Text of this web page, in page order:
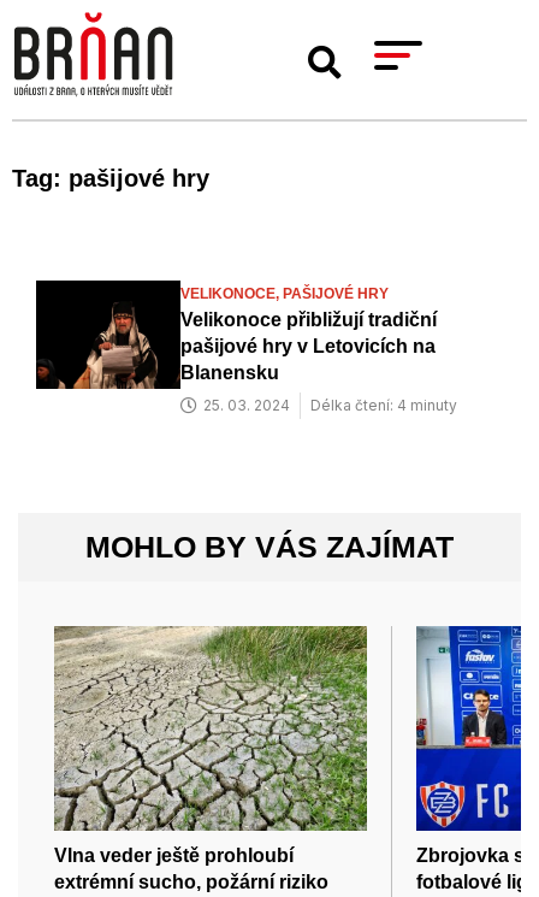
Tag: pašijové hry
VELIKONOCE, PAŠIJOVÉ HRY
Velikonoce přibližují tradiční
pašijové hry v Letovicích na
Blanensku
25. 03. 2024 Délka čtení: 4 minuty
MOHLO BY VÁS ZAJÍMAT
Vlna veder ještě prohloubí
extrémní sucho, požární riziko
Zbrojovka si
fotbalové